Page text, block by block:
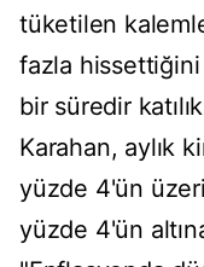
tüketilen
fazla
bir süredir
Karahan, aylık
yüzde 4'ün
yüzde 4'ün